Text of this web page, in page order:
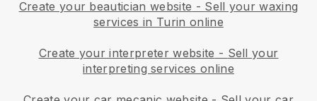
Create your beautician website - Sell your waxing
services in Turin online
Create your interpreter website - Sell your
interpreting services online